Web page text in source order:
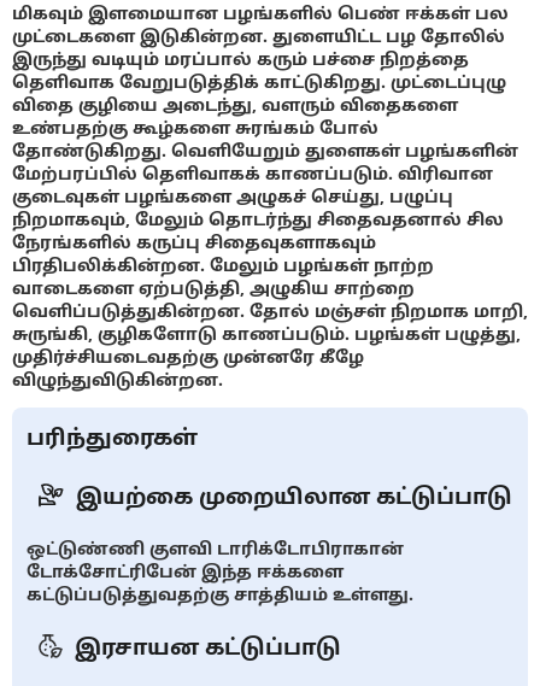
மிகவும் இளமையான பழங்களில் பெண் ஈக்கள் பல
முட்டைகளை இடுகின்றன. துளையிட்ட பழ தோலில்
இருந்து வடியும் மரப்பால் கரும் பச்சை நிறத்தை
தெளிவாக வேறுபடுத்திக் காட்டுகிறது. முட்டைப்புழு
விதை குழியை அடைந்து, வளரும் விதைகளை
உண்பதற்கு கூழ்களை சுரங்கம் போல்
தோண்டுகிறது. வெளியேறும் துளைகள் பழங்களின்
மேற்பரப்பில் தெளிவாகக் காணப்படும். விரிவான
குடைவுகள் பழங்களை அழுகச் செய்து, பழுப்பு
நிறமாகவும், மேலும் தொடர்ந்து சிதைவதனால் சில
நேரங்களில் கருப்பு சிதைவுகளாகவும்
பிரதிபலிக்கின்றன. மேலும் பழங்கள் நாற்ற
வாடைகளை ஏற்படுத்தி, அழுகிய சாற்றை
வெளிப்படுத்துகின்றன. தோல் மஞ்சள் நிறமாக மாறி,
சுருங்கி, குழிகளோடு காணப்படும். பழங்கள் பழுத்து,
முதிர்ச்சியடைவதற்கு முன்னரே கீழே
விழுந்துவிடுகின்றன.
பரிந்துரைகள்
இயற்கை முறையிலான கட்டுப்பாடு
ஒட்டுண்ணி குளவி டாரிக்டோபிராகான்
டோக்சோட்ரிபேன் இந்த ஈக்களை
கட்டுப்படுத்துவதற்கு சாத்தியம் உள்ளது.
இரசாயன கட்டுப்பாடு